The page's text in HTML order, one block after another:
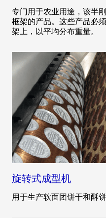
专门用于农业用途，该半
框架的产品。这些产品必
架上，以平均分布重量。
旋转式成型机
用于生产软面团饼干和酥